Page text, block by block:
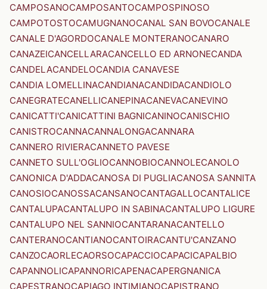
CAMPOSANOCAMPOSANTOCAMPOSPINOSO
CAMPOTOSTOCAMUGNANOCANAL SAN BOVOCANALE
CANALE D'AGORDOCANALE MONTERANOCANARO
CANAZEICANCELLARACANCELLO ED ARNONECANDA
CANDELACANDELOCANDIA CANAVESE
CANDIA LOMELLINACANDIANACANDIDACANDIOLO
CANEGRATECANELLICANEPINACANEVACANEVINO
CANICATTI'CANICATTINI BAGNICANINOCANISCHIO
CANISTROCANNACANNALONGACANNARA
CANNERO RIVIERACANNETO PAVESE
CANNETO SULL'OGLIOCANNOBIOCANNOLECANOLO
CANONICA D'ADDACANOSA DI PUGLIACANOSA SANNITA
CANOSIOCANOSSACANSANOCANTAGALLOCANTALICE
CANTALUPACANTALUPO IN SABINACANTALUPO LIGURE
CANTALUPO NEL SANNIOCANTARANACANTELLO
CANTERANOCANTIANOCANTOIRACANTU'CANZANO
CANZOCAORLECAORSOCAPACCIOCAPACICAPALBIO
CAPANNOLICAPANNORICAPENACAPERGNANICA
CAPESTRANOCAPIAGO INTIMIANOCAPISTRANO